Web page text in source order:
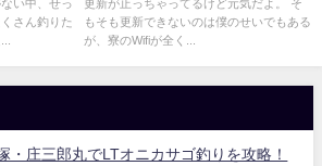
い中、せっ
さん釣りた
入ってきた件
更新が止っちゃってるけど元気だよ。 そ
もそも更新できないのは僕のせいでもある
が、寮のWifiが全く...
・庄三郎丸でLTオニカサゴ釣りを攻略！